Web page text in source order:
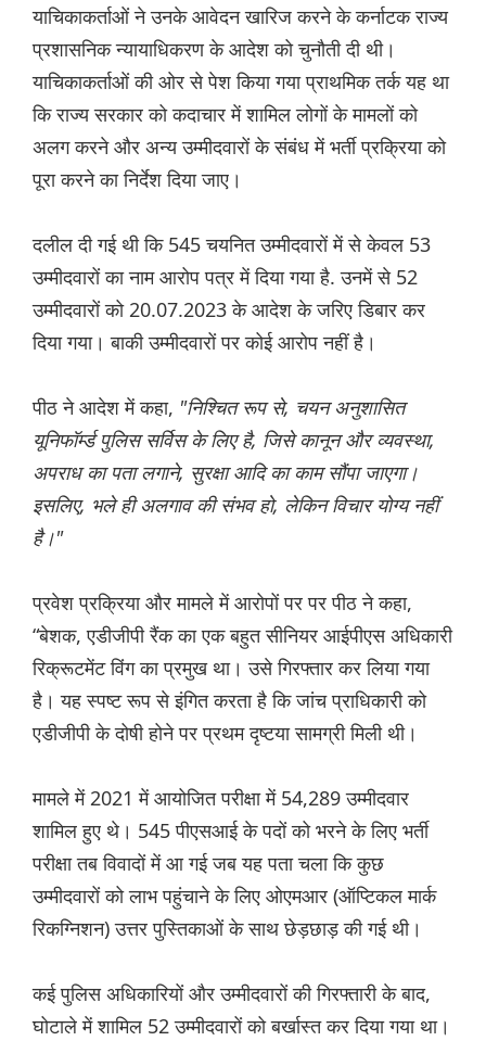
याचिकाकर्ताओं ने उनके आवेदन खारिज करने के कर्नाटक राज्य
प्रशासनिक न्यायाधिकरण के आदेश को चुनौती दी थी।
याचिकाकर्ताओं की ओर से पेश किया गया प्राथमिक तर्क यह था
कि राज्य सरकार को कदाचार में शामिल लोगों के मामलों को
अलग करने और अन्य उम्मीदवारों के संबंध में भर्ती प्रक्रिया को
पूरा करने का निर्देश दिया जाए।
दलील दी गई थी कि 545 चयनित उम्मीदवारों में से केवल 53
उम्मीदवारों का नाम आरोप पत्र में दिया गया है. उनमें से 52
उम्मीदवारों को 20.07.2023 के आदेश के जरिए डिबार कर
दिया गया। बाकी उम्मीदवारों पर कोई आरोप नहीं है।
पीठ ने आदेश में कहा, "निश्चित रूप से, चयन अनुशासित
यू‌निफॉर्म्ड पुलिस सर्व‌िस के लिए है, जिसे कानून और व्यवस्था,
अपराध का पता लगाने, सुरक्षा आदि का काम सौंपा जाएगा।
इसलिए, भले ही अलगाव की संभव हो, लेकिन विचार योग्य नहीं
है।"
प्रवेश प्रक्रिया और मामले में आरोपों पर पर पीठ ने कहा,
“बेशक, एडीजीपी रैंक का एक बहुत सीनियर आईपीएस अधिकारी
रिक्रूटमेंट विंग का प्रमुख था। उसे गिरफ्तार कर लिया गया
है। यह स्पष्ट रूप से इंगित करता है कि जांच प्राधिकारी को
एडीजीपी के दोषी होने पर प्रथम दृष्टया सामग्री मिली थी।
मामले में 2021 में आयोजित परीक्षा में 54,289 उम्मीदवार
शामिल हुए थे। 545 पीएसआई के पदों को भरने के लिए भर्ती
परीक्षा तब विवादों में आ गई जब यह पता चला कि कुछ
उम्मीदवारों को लाभ पहुंचाने के लिए ओएमआर (ऑप्टिकल मार्क
रिकग्निशन) उत्तर पुस्तिकाओं के साथ छेड़छाड़ की गई थी।
कई पुलिस अधिकारियों और उम्मीदवारों की गिरफ्तारी के बाद,
घोटाले में शामिल 52 उम्मीदवारों को बर्खास्त कर दिया गया था।